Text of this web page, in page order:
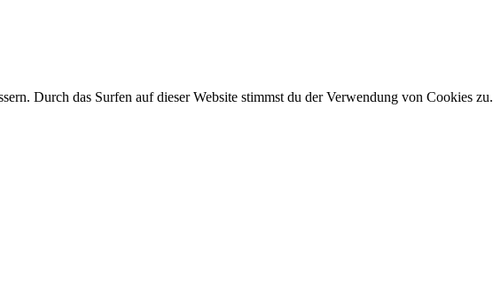
Durch das Surfen auf dieser Website stimmst du der Verwendung von Cookies zu.